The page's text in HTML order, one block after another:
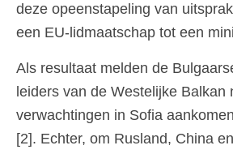
deze opeenstapeling van
een EU-lidmaatschap tot een
Als resultaat melden de
leiders van de Westelijke Balkan
verwachtingen in Sofia
[2]. Echter, om Rusland, China